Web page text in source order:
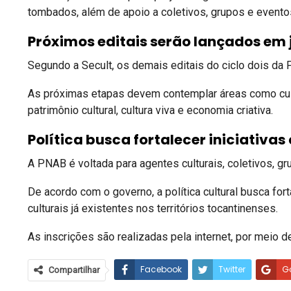
tombados, além de apoio a coletivos, grupos e
Próximos editais serão lançados em
Segundo a Secult, os demais editais do ciclo dois da
As próximas etapas devem contemplar áreas como
patrimônio cultural, cultura viva e economia criativa.
Política busca fortalecer iniciativas
A PNAB é voltada para agentes culturais, coletivos,
De acordo com o governo, a política cultural busca
culturais já existentes nos territórios tocantinenses.
As inscrições são realizadas pela internet, por meio
Compartilhar Facebook Twitter